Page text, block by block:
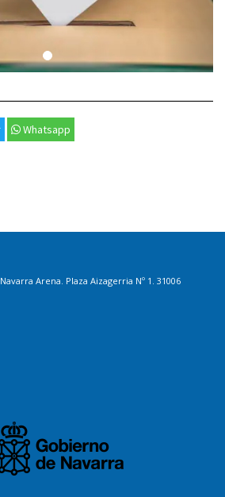
Whatsapp
Arena. Plaza Aizagerria Nº 1. 31006